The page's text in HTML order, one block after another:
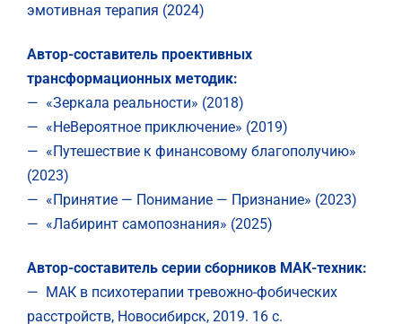
эмотивная терапия (2024)
Автор-составитель проективных
трансформационных методик:
— «Зеркала реальности» (2018)
— «НеВероятное приключение» (2019)
— «Путешествие к финансовому благополучию»
(2023)
— «Принятие — Понимание — Признание» (2023)
— «Лабиринт самопознания» (2025)
Автор-составитель серии сборников МАК-техник:
— МАК в психотерапии тревожно-фобических
расстройств, Новосибирск, 2019. 16 с.